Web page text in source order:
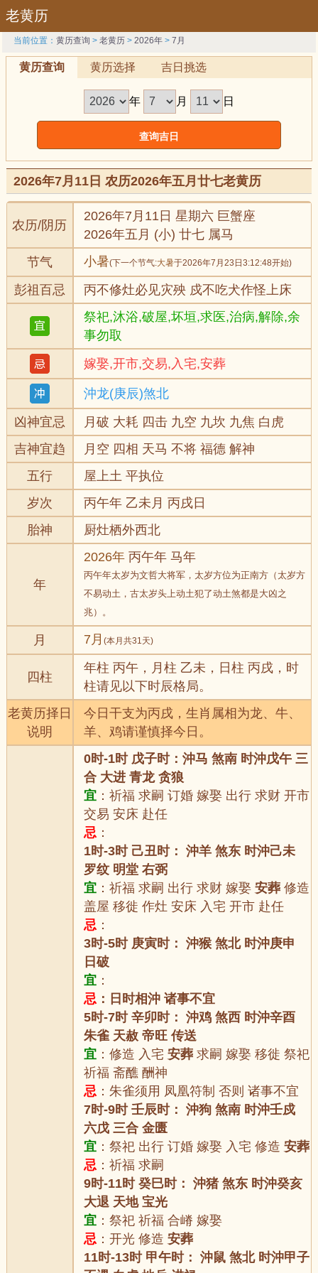
老黄历
当前位置：黄历查询 >老黄历 >2026年 >7月
黄历查询 黄历选择 吉日挑选
年 月 日
2026年7月11日 农历2026年五月廿七老黄历
农历/阴历
2026年7月11日 星期六 巨蟹座
2026年五月 (小) 廿七 属马
节气
小暑(下一个节气:大暑于2026年7月23日3:12:48开始)
彭祖百忌
丙不修灶必见灾殃 戍不吃犬作怪上床
祭祀,沐浴,破屋,坏垣,求医,治病,解除,余
事勿取
嫁娶,开市,交易,入宅,安葬
沖龙(庚辰)煞北
凶神宜忌
月破 大耗 四击 九空 九坎 九焦 白虎
吉神宜趋
月空 四相 天马 不将 福德 解神
五行
屋上土 平执位
岁次
丙午年 乙未月 丙戌日
胎神
厨灶栖外西北
年
2026年 丙午年 马年
丙午年太岁为文哲大将军，太岁方位为正南方（太岁方
不易动土，古太岁头上动土犯了动土煞都是大凶之
兆）。
月 7月(本月共31天)
四柱
年柱 丙午，月柱 乙未，日柱 丙戌，时
柱请见以下时辰格局。
老黄历择日
说明
今日干支为丙戌，生肖属相为龙、牛、
羊、鸡请谨慎择今日。
0时-1时 戊子时：沖马 煞南 时沖戊午 三
合 大进 青龙 贪狼
宜 ：祈福 求嗣 订婚 嫁娶 出行 求财 开市
交易 安床 赴任
忌 ：
1时-3时 己丑时： 沖羊 煞东 时沖己未
罗纹 明堂 右弼
宜 ：祈福 求嗣 出行 求财 嫁娶安葬 修造
盖屋 移徙 作灶 安床 入宅 开市 赴任
忌 ：
3时-5时 庚寅时： 沖猴 煞北 时沖庚申
日破
宜 ：
忌 ：日时相沖 诸事不宜
5时-7时 辛卯时： 沖鸡 煞西 时沖辛酉
朱雀 天赦 帝旺 传送
宜 ：修造 入宅安葬 求嗣 嫁娶 移徙 祭祀
祈福 斋醮 酬神
忌 ：朱雀须用 凤凰符制 否则 诸事不宜
7时-9时 壬辰时： 沖狗 煞南 时沖壬戍
六戊 三合 金匮
宜 ：祭祀 出行 订婚 嫁娶 入宅 修造安葬
忌 ：祈福 求嗣
9时-11时 癸巳时： 沖猪 煞东 时沖癸亥
大退 天地 宝光
宜 ：祭祀 祈福 合嵴 嫁娶
忌 ：开光 修造安葬
11时-13时 甲午时： 沖鼠 煞北 时沖甲子